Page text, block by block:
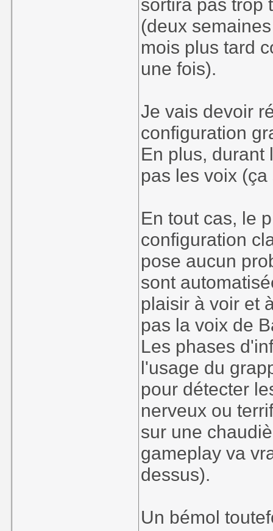
sortira pas trop
(deux
mois plus tard
une fois).
Je vais devoir
configuration
En plus, durant
pas les voix
En tout cas, le
configuration
pose aucun
sont
plaisir à voir et
pas la voix de
Les phases
l'usage du
pour détecter
nerveux ou
sur une
gameplay va
dessus).
Un bémol